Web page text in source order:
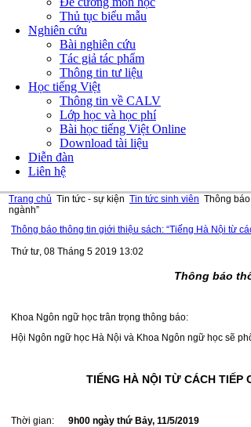
Thủ tục biểu mẫu
Nghiên cứu
Bài nghiên cứu
Tác giả tác phẩm
Thông tin tư liệu
Học tiếng Việt
Thông tin về CALV
Lớp học và học phí
Bài học tiếng Việt Online
Download tài liệu
Diễn đàn
Liên hệ
Trang chủ Tin tức - sự kiện Tin tức sinh viên Thông
ngành”
Thông báo thông tin giới thiệu sách: “Tiếng Hà Nội từ
Thứ tư, 08 Tháng 5 2019 13:02
Thông báo
Khoa Ngôn ngữ học trân trọng thông báo:
Hội Ngôn ngữ học Hà Nội và Khoa Ngôn ngữ học sẽ
TIẾNG HÀ NỘI TỪ CÁCH TIẾP
Thời gian: 9h00 ngày thứ Bảy, 11/5/2019